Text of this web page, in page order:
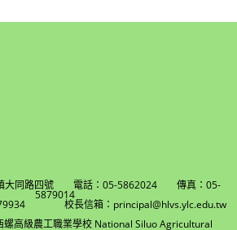
鎮大同路四號 電話：05-5862024 傳真：05-
5879014
校長信箱：principal@hlvs.ylc.edu.tw
螺高級農工職業學校 National Siluo Agricultural